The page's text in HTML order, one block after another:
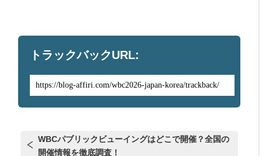
トラックバックURL:
WBCパブリックビューイングはどこで開催？全国の
開催情報を徹底調査！